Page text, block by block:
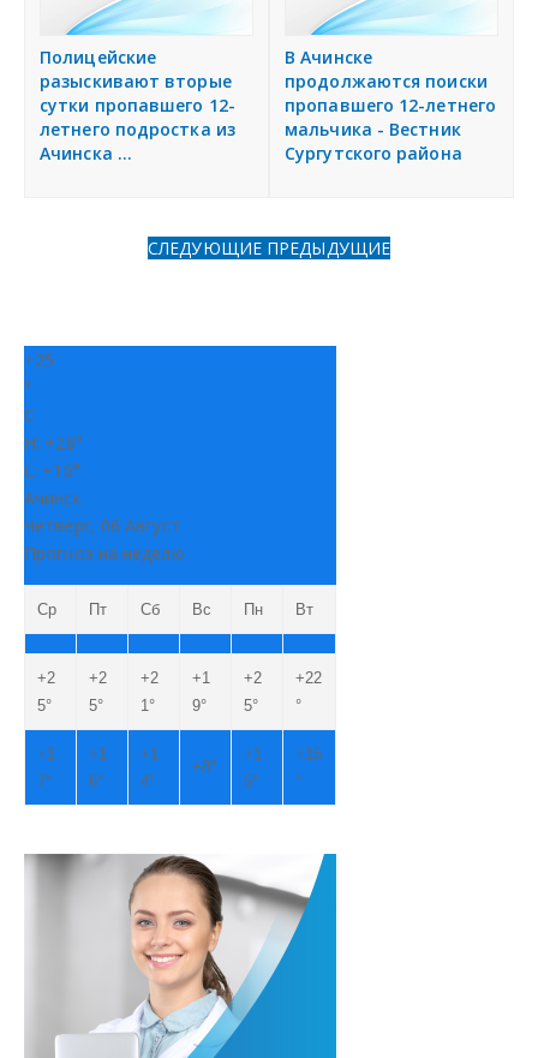
Полицейские
разыскивают вторые
сутки пропавшего 12-
летнего подростка из
Ачинска ...
В Ачинске
продолжаются поиски
пропавшего 12-летнего
мальчика - Вестник
Сургутского района
СЛЕДУЮЩИЕ ПРЕДЫДУЩИЕ
+25
°
C
H: +28°
L: +16°
Ачинск
Четверг, 06 Август
Прогноз на неделю
Ср Пт Сб Вс Пн Вт
+2
5°
+2
5°
+2
1°
+1
9°
+2
5°
+22
°
+1
7°
+1
6°
+1
4°
+8°
+1
5°
+15
°